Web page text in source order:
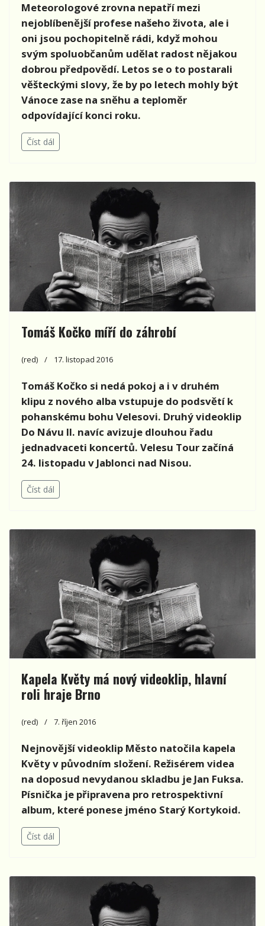
Meteorologové zrovna nepatří mezi
nejoblíbenější profese našeho života, ale i
oni jsou pochopitelně rádi, když mohou
svým spoluobčanům udělat radost nějakou
dobrou předpovědí. Letos se o to postarali
věšteckými slovy, že by po letech mohly být
Vánoce zase na sněhu a teploměr
odpovídající konci roku.
Číst dál
Tomáš Kočko míří do záhrobí
(red) 17. listopad 2016
Tomáš Kočko si nedá pokoj a i v druhém
klipu z nového alba vstupuje do podsvětí k
pohanskému bohu Velesovi. Druhý videoklip
Do Návu II. navíc avizuje dlouhou řadu
jednadvaceti koncertů. Velesu Tour začíná
24. listopadu v Jablonci nad Nisou.
Číst dál
Kapela Květy má nový videoklip, hlavní
roli hraje Brno
(red) 7. říjen 2016
Nejnovější videoklip Město natočila kapela
Květy v původním složení. Režisérem videa
na doposud nevydanou skladbu je Jan Fuksa.
Písnička je připravena pro retrospektivní
album, které ponese jméno Starý Kortykoid.
Číst dál